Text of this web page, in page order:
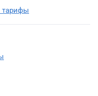
тарифы